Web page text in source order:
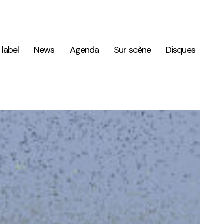
label
News Agenda Sur scène Disques